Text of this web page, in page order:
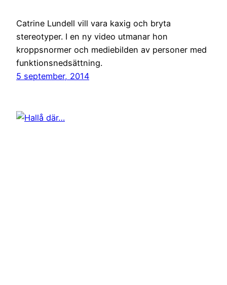
Catrine Lundell vill vara kaxig och bryta
stereotyper. I en ny video utmanar hon
kroppsnormer och mediebilden av personer med
funktionsnedsättning.
5 september, 2014